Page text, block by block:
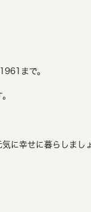
まで。
気に幸せに暮らしまし